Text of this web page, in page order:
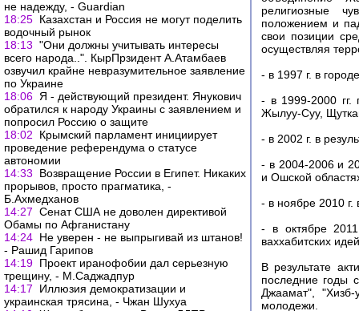
не надежду, - Guardian
18:25 Казахстан и Россия не могут поделить
водочный рынок
18:13 "Они должны учитывать интересы
всего народа..". КырПрзидент А.Атамбаев
озвучил крайне невразумительное заявление
по Украине
18:06 Я - действующий президент. Янукович
обратился к народу Украины с заявлением и
попросил Россию о защите
18:02
Крымский парламент инициирует
проведение референдума о статусе
автономии
14:33
Возвращение России в Египет. Никаких
прорывов, просто прагматика, -
Б.Ахмедханов
14:27 Сенат США не доволен директивой
Обамы по Афганистану
14:24 Не уверен - не выпрыгивай из штанов!
- Рашид Гарипов
14:19 Проект иранофобии дал серьезную
трещину, - М.Саджадпур
14:17
Иллюзия демократизации и
украинская трясина, - Чжан Шухуа
религиозные
положением и
свои позиции
осуществляя
- в 1997 г. в
- в 1999-2000 гг.
Жылуу-Суу,
- в 2002 г. в
- в 2004-2006 и
и Ошской
- в ноябре 2010
- в октябре
ваххабитских
В результате
последние годы
Джаамат",
молодежи.